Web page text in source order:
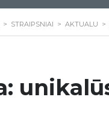
> STRAIPSNIAI > AKTUALU >